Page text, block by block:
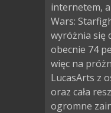
internetem,
Wars:
wyróżnia się
obecnie 74
więc na
LucasArts z
oraz cała
ogromne